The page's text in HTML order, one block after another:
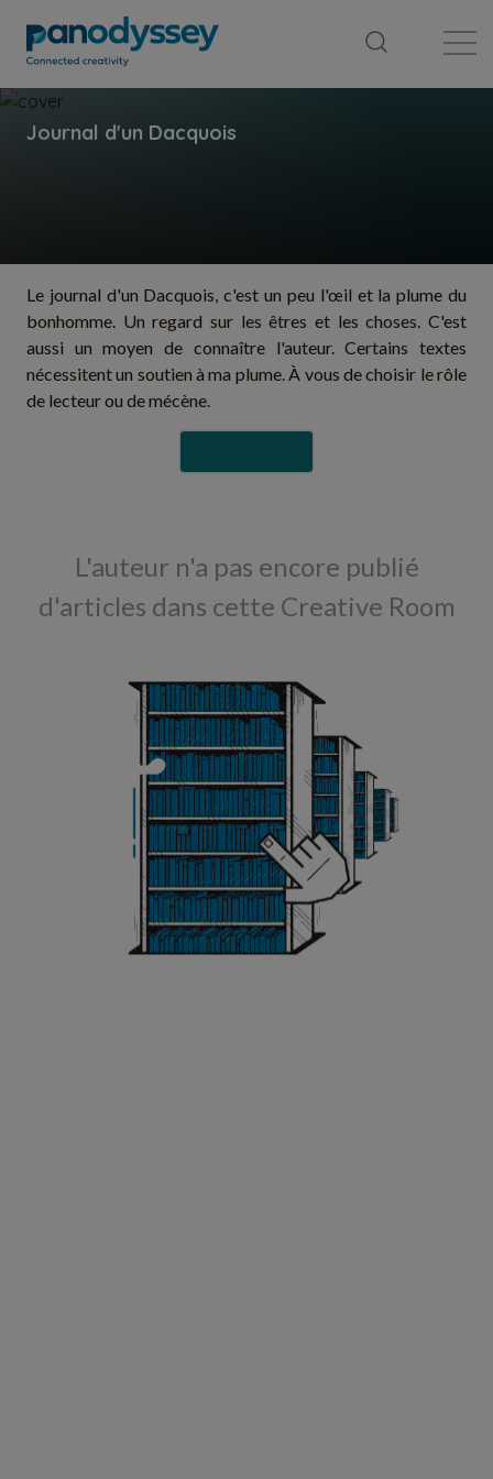
Le journal d'un Dacquois, c'est un peu l'œil et la plume du
bonhomme. Un regard sur les êtres et les choses. C'est
aussi un moyen de connaître l'auteur. Certains textes
nécessitent un soutien à ma plume. À vous de choisir le rôle
de lecteur ou de mécène.
L'auteur n'a pas encore publié
d'articles dans cette Creative Room